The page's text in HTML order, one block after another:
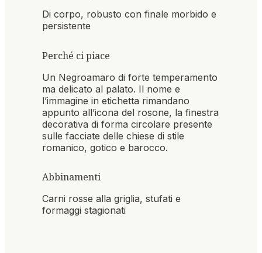
Di corpo, robusto con finale morbido e
persistente
Perché ci piace
Un Negroamaro di forte temperamento
ma delicato al palato. Il nome e
l’immagine in etichetta rimandano
appunto all’icona del rosone, la finestra
decorativa di forma circolare presente
sulle facciate delle chiese di stile
romanico, gotico e barocco.
Abbinamenti
Carni rosse alla griglia, stufati e
formaggi stagionati